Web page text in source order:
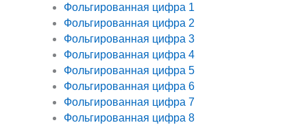
Фольгированная цифра 1
Фольгированная цифра 2
Фольгированная цифра 3
Фольгированная цифра 4
Фольгированная цифра 5
Фольгированная цифра 6
Фольгированная цифра 7
Фольгированная цифра 8